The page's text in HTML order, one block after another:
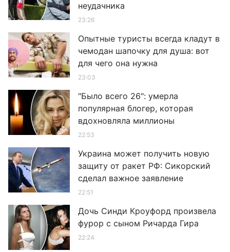
неудачника
23:26
Опытные туристы всегда кладут в
чемодан шапочку для душа: вот
для чего она нужна
23:03
"Было всего 26": умерла
популярная блогер, которая
вдохновляла миллионы
22:53
Украина может получить новую
защиту от ракет РФ: Сикорский
сделал важное заявление
22:51
Дочь Синди Кроуфорд произвела
фурор с сыном Ричарда Гира
22:24